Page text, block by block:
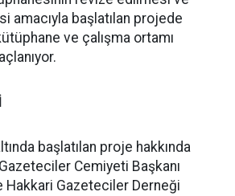
amacıyla başlatılan projede
ve çalışma ortamı
başlatılan proje hakkında
Cemiyeti Başkanı
Hakkari Gazeteciler Derneği